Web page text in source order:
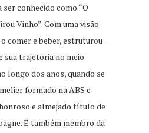
ser conhecido como “O
Vinho”. Com uma visão
comer e beber, estruturou
sua trajetória no meio
longo dos anos, quando se
formado na ABS e
e almejado título de
É também membro da